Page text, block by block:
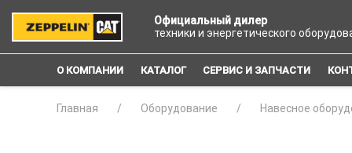
Официальный дилер
техники и энергетического
О КОМПАНИИ КАТАЛОГ СЕРВИС И ЗАПЧАСТИ
Главная Оборудование Навесное